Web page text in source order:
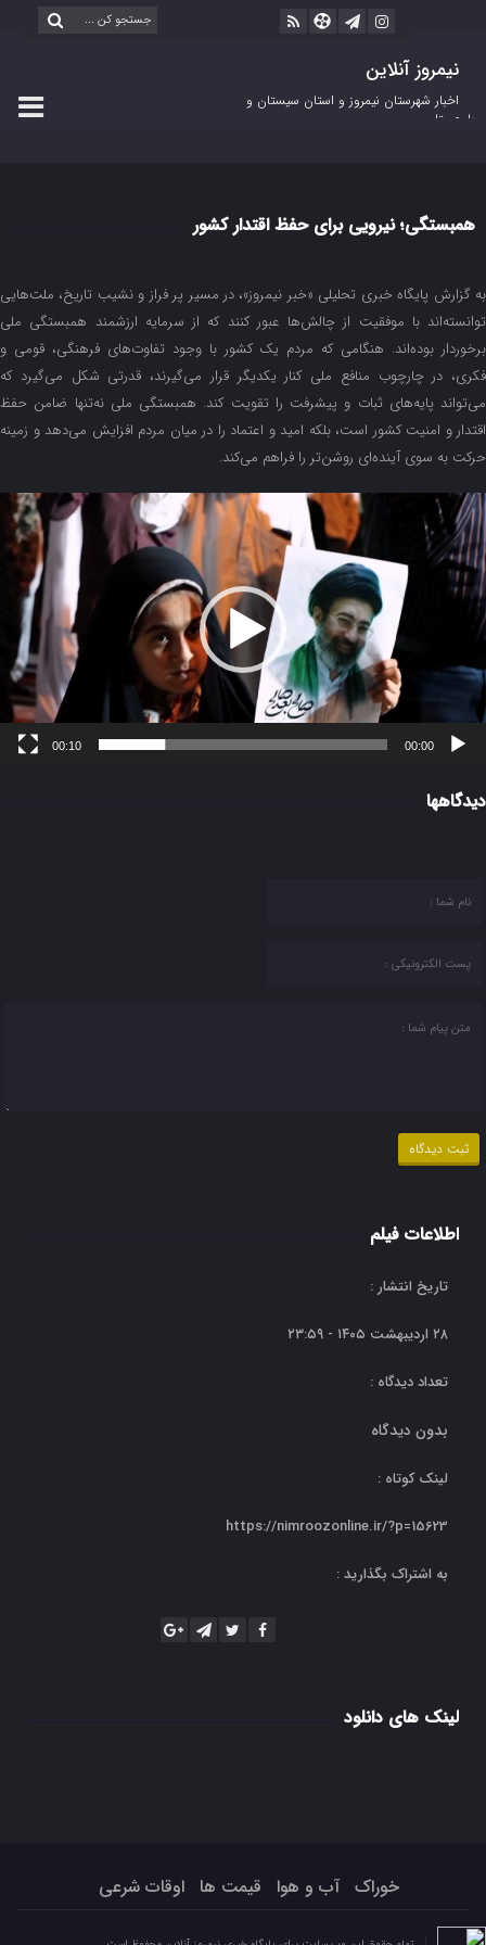
نیمروز آنلاین
اخبار شهرستان نیمروز و استان سیستان و
بلوچستان
همبستگی؛ نیرویی برای حفظ اقتدار کشور
به گزارش پایگاه خبری تحلیلی «خبر نیمروز»، در مسیر پر فراز و نشیب تاریخ، ملت‌هایی
توانسته‌اند با موفقیت از چالش‌ها عبور کنند که از سرمایه ارزشمند همبستگی ملی
برخوردار بوده‌اند. هنگامی که مردم یک کشور با وجود تفاوت‌های فرهنگی، قومی و
فکری، در چارچوب منافع ملی کنار یکدیگر قرار می‌گیرند، قدرتی شکل می‌گیرد که
می‌تواند پایه‌های ثبات و پیشرفت را تقویت کند. همبستگی ملی نه‌تنها ضامن حفظ
اقتدار و امنیت کشور است، بلکه امید و اعتماد را در میان مردم افزایش می‌دهد و زمینه
حرکت به سوی آینده‌ای روشن‌تر را فراهم می‌کند.
نمایشگر
ویدیو
00:00
00:10
دیدگاهها
اطلاعات فیلم
تاریخ انتشار :
۲۸ اردیبهشت ۱۴۰۵ - ۲۳:۵۹
تعداد دیدگاه :
بدون دیدگاه
لینک کوتاه :
https://nimroozonline.ir/?p=15623
به اشتراک بگذارید :
لینک های دانلود
خوراک آب و هوا قیمت ها اوقات شرعی